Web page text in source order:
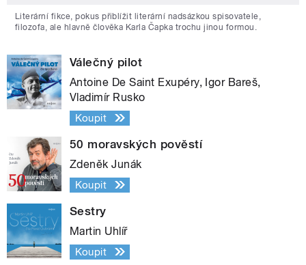
Literární fikce, pokus přiblížit literární nadsázkou spisovatele,
filozofa, ale hlavně člověka Karla Čapka trochu jinou formou.
Válečný pilot
Antoine De Saint Exupéry, Igor Bareš,
Vladimír Rusko
Koupit
50 moravských pověstí
Zdeněk Junák
Koupit
Sestry
Martin Uhlíř
Koupit